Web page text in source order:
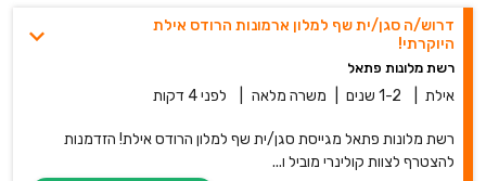
דרוש/ה סגן/ית שף למלון ארמונות הרודס אילת
היוקרתי!
רשת מלונות פתאל
אילת 1-2 שנים משרה מלאה לפני 4 דקות
רשת מלונות פתאל מגייסת סגן/ית שף למלון הרודס אילת! הזדמנות
להצטרף לצוות קולינרי מוביל ו...